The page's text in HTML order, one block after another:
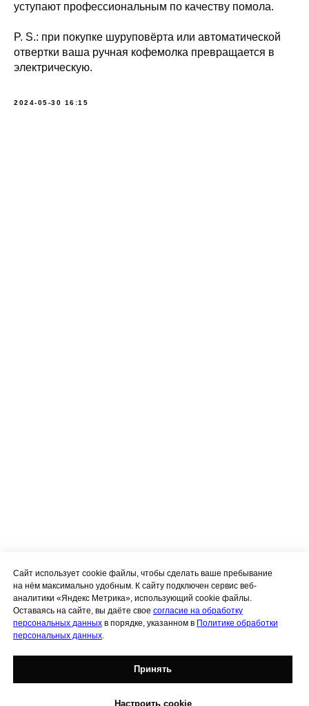
уступают профессиональным по качеству помола.
P. S.: при покупке шуруповёрта или автоматической
отвертки ваша ручная кофемолка превращается в
электрическую.
2024-05-30 16:15
Сайт использует cookie файлы, чтобы сделать ваше пребывание
на нём максимально удобным. К сайту подключен сервис веб-
аналитики «Яндекс Метрика», использующий cookie файлы.
Оставаясь на сайте, вы даёте свое согласие на обработку
персональных данных в порядке, указанном в Политике обработки
персональных данных.
Принять
Настроить cookie